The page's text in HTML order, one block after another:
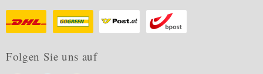
Folgen Sie uns auf